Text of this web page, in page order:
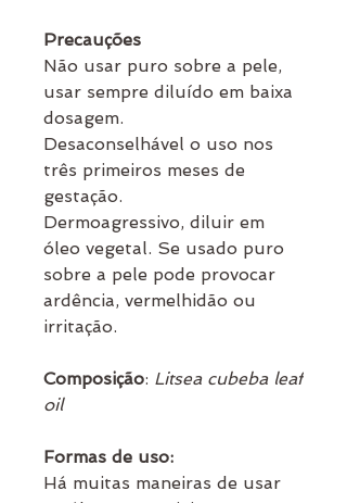
Precauções
Não usar puro sobre a pele,
usar sempre diluído em baixa
dosagem.
Desaconselhável o uso nos
três primeiros meses de
gestação.
Dermoagressivo, diluir em
óleo vegetal. Se usado puro
sobre a pele pode provocar
ardência, vermelhidão ou
irritação.
Composição: Litsea cubeba leaf
oil
Formas de uso:
Há muitas maneiras de usar